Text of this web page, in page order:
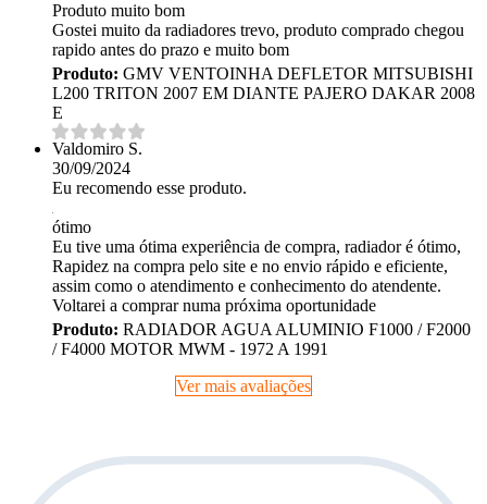
Produto muito bom
Gostei muito da radiadores trevo, produto comprado chegou
rapido antes do prazo e muito bom
Produto: GMV VENTOINHA DEFLETOR MITSUBISHI
L200 TRITON 2007 EM DIANTE PAJERO DAKAR 2008
E
Valdomiro S.
30/09/2024
Eu recomendo esse produto.
ótimo
Eu tive uma ótima experiência de compra, radiador é ótimo,
Rapidez na compra pelo site e no envio rápido e eficiente,
assim como o atendimento e conhecimento do atendente.
Voltarei a comprar numa próxima oportunidade
Produto: RADIADOR AGUA ALUMINIO F1000 / F2000
/ F4000 MOTOR MWM - 1972 A 1991
Ver mais avaliações